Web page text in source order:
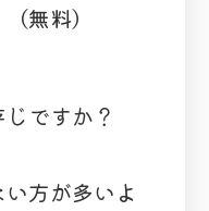
無料）
ですか？
方が多いよ